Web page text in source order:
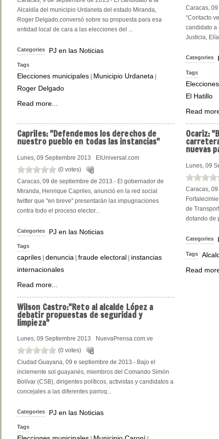
Alcaldía del municipio Urdaneta del estado Miranda,
Roger Delgado,conversó sobre su propuesta para esa
entidad local de cara a las elecciones del ...
Categories PJ en las Noticias
Tags
Elecciones municipales Municipio Urdaneta
Roger Delgado
Read more...
Caracas,
“Contacto
candidato a
Justicia,
Categories
Tags
El Hatillo
Read
Capriles:"Defendemos los derechos de
nuestro pueblo en todas las instancias"
Lunes, 09 Septiembre 2013
ElUniversal.com
(0 votes)
Caracas, 09 de septiembre de 2013.- El gobernador de
Miranda, Henrique Capriles, anunció en la red social
twitter que "en breve" presentarán las impugnaciones
contra todo el proceso elector...
Categories PJ en las Noticias
Tags
capriles | denuncia | fraude electoral | instancias
internacionales
Read more...
Ocariz:
nuevas
Lunes, 09
Caracas,
de
dotando de
Categories
Tags
Read
Wilson Castro:"Reto al alcalde López a
debatir propuestas de seguridad y
limpieza"
Lunes, 09 Septiembre 2013
NuevaPrensa.com.ve
(0 votes)
Ciudad Guayana, 09 e septiembre de 2013.- Bajo el
inclemente sol guayanés, miembros del Comando Simón
Bolívar (CSB), dirigentes políticos, activistas y candidatos a
concejales a las diferentes parroq...
Categories PJ en las Noticias
Tags